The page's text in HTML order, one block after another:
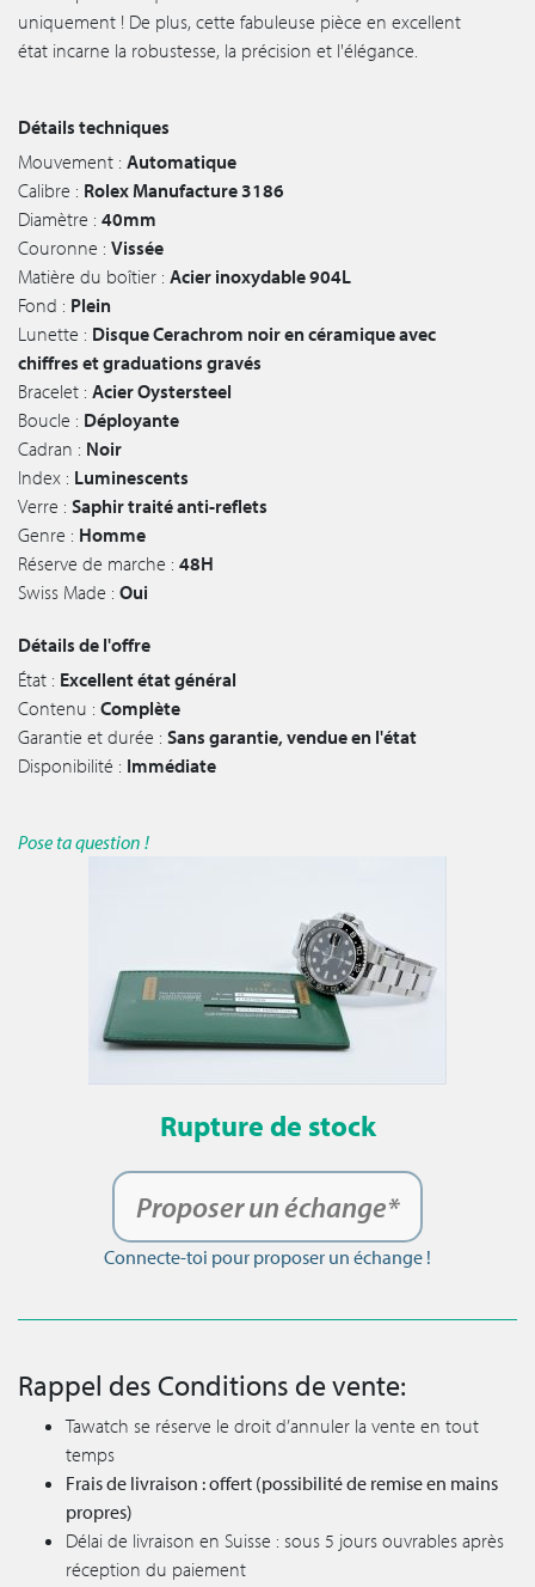
uniquement ! De plus, cette fabuleuse pièce en excellent
état incarne la robustesse, la précision et l'élégance.
Détails techniques
Mouvement : Automatique
Calibre : Rolex Manufacture 3186
Diamètre : 40mm
Couronne : Vissée
Matière du boîtier : Acier inoxydable 904L
Fond : Plein
Lunette : Disque Cerachrom noir en céramique avec
chiffres et graduations gravés
Bracelet : Acier Oystersteel
Boucle : Déployante
Cadran : Noir
Index : Luminescents
Verre : Saphir traité anti-reflets
Genre : Homme
Réserve de marche : 48H
Swiss Made : Oui
Détails de l'offre
État : Excellent état général
Contenu : Complète
Garantie et durée : Sans garantie, vendue en l'état
Disponibilité : Immédiate
Pose ta question !
Rupture de stock
Proposer un échange*
Connecte-toi pour proposer un échange !
Rappel des Conditions de vente:
Tawatch se réserve le droit d’annuler la vente en tout
temps
Frais de livraison : offert (possibilité de remise en mains
propres)
Délai de livraison en Suisse : sous 5 jours ouvrables après
réception du paiement